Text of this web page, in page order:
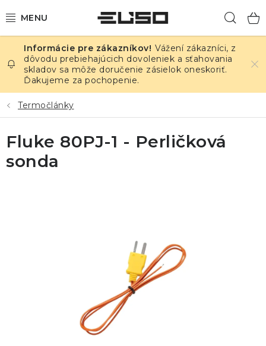
na
ELEKTRINA
TEPLOTA A VLHKOSŤ
TLAK A ÚNIKY
ZÁZNAMNÍKY
Vážení zákazníci, z
dôvodu prebiehajúcich dovoleniek a sťahovania
skladov sa môže doručenie zásielok oneskoriť.
Ďakujeme za pochopenie.
Termočlánky
Fluke 80PJ-1 - Perličková
sonda